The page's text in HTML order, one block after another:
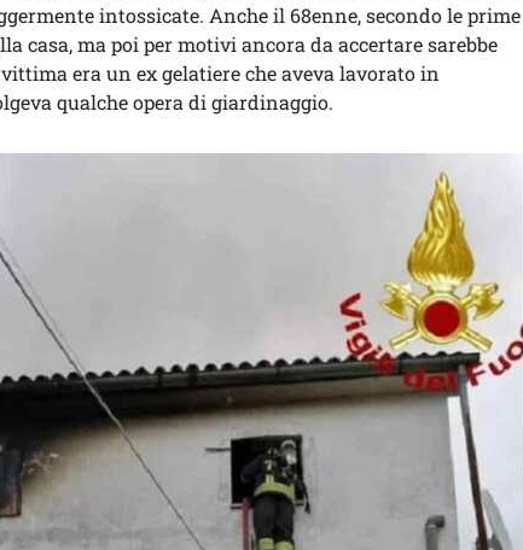
intossicate. Anche il 68enne, secondo le prime
casa, ma poi per motivi ancora da accertare sarebbe
era un ex gelatiere che aveva lavorato in
qualche opera di giardinaggio.